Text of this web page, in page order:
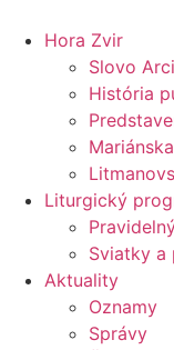
Hora Zvir
Slovo
História
Liturgický
Sviatky a
Aktuality
Oznamy
Správy